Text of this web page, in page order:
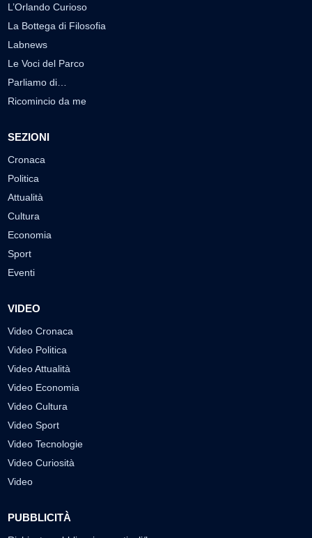
L’Orlando Curioso
La Bottega di Filosofia
Labnews
Le Voci del Parco
Parliamo di…
Ricomincio da me
SEZIONI
Cronaca
Politica
Attualità
Cultura
Economia
Sport
Eventi
VIDEO
Video Cronaca
Video Politica
Video Attualità
Video Economia
Video Cultura
Video Sport
Video Tecnologie
Video Curiosità
Video
PUBBLICITÀ